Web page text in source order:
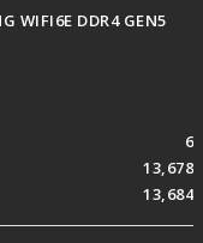
WIFI6E DDR4 GEN5
6
13,678
13,684